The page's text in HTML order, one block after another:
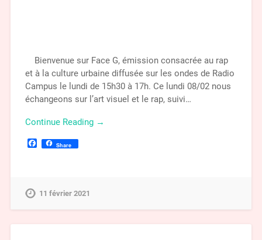
Bienvenue sur Face G, émission consacrée au rap
et à la culture urbaine diffusée sur les ondes de Radio
Campus le lundi de 15h30 à 17h. Ce lundi 08/02 nous
échangeons sur l’art visuel et le rap, suivi…
Continue Reading →
Facebook
Share
11 février 2021